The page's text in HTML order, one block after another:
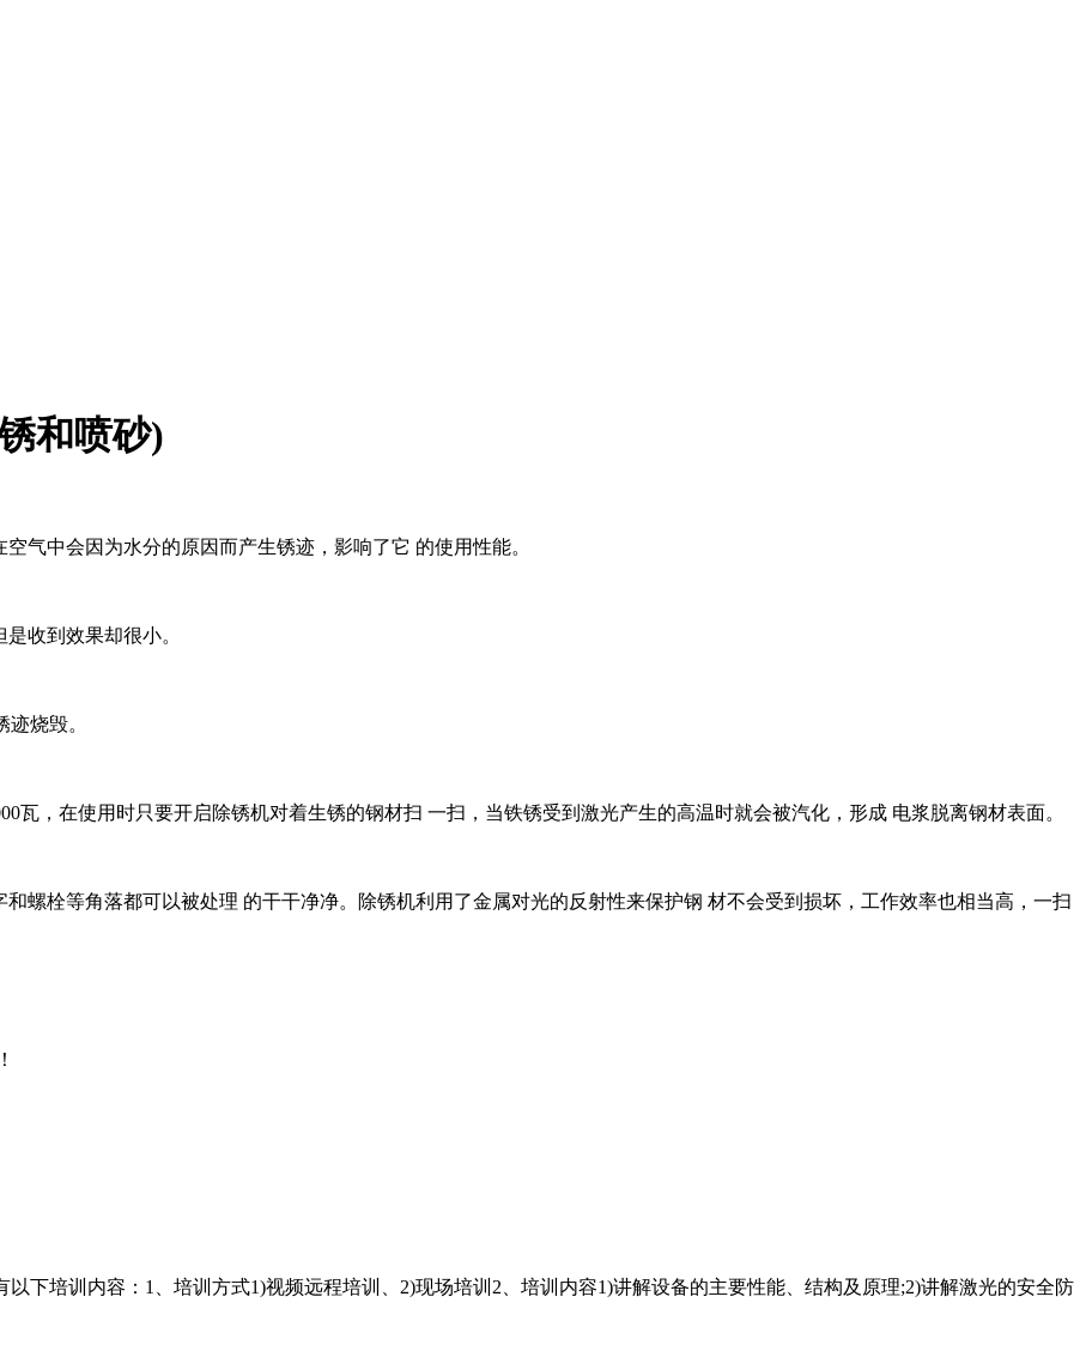
和喷砂)
气中会因为水分的原因而产生锈迹，影响了它 的使用性能。
收到效果却很小。
烧毁。
瓦，在使用时只要开启除锈机对着生锈的钢材扫 一扫，当铁锈受到激光产生的高温时就会被汽化，形成 电浆脱离钢材表面。
螺栓等角落都可以被处理 的干干净净。除锈机利用了金属对光的反射性来保护钢 材不会受到损坏，工作效率也相当高，一扫
下培训内容：1、培训方式1)视频远程培训、2)现场培训2、培训内容1)讲解设备的主要性能、结构及原理;2)讲解激光的安全防